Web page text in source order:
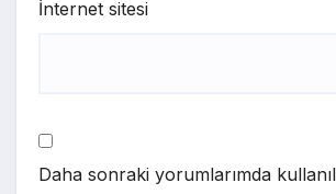
İnternet sitesi
Daha sonraki yorumlarımda